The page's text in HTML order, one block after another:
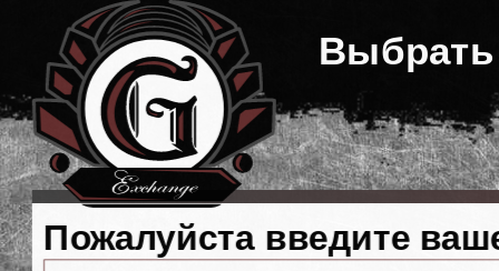
Пожалуйста введите